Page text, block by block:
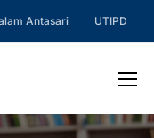
Antasari UTIPD